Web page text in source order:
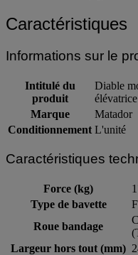
Caractéristiques
Informations sur le
Intitulé du
produit
Diable
Marque
Matador
Conditionnement L'unité
Caractéristiques
Force (kg)
Type de bavette
Roue bandage
Largeur hors tout (mm)